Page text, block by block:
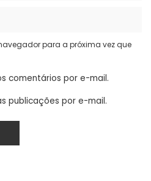
para a próxima vez que
comentários por e-mail.
publicações por e-mail.